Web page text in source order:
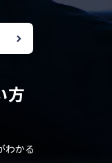
方
わかる